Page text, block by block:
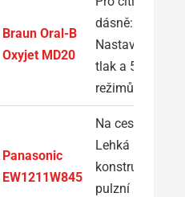
Braun Oral-B
Oxyjet MD20
dásně:
Nastavitelný
tlak a 5
režimů
Panasonic
EW1211W845
Na cesty:
Lehká
konstrukce a
pulzní